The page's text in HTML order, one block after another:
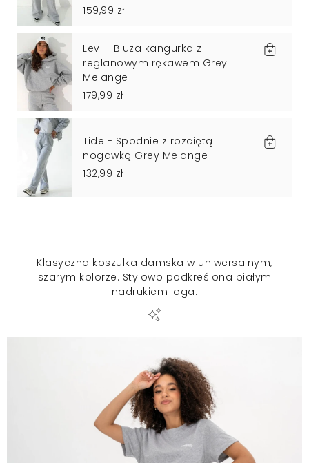
159,99 zł
Levi - Bluza kangurka z
reglanowym rękawem Grey
Melange
179,99 zł
Tide - Spodnie z rozciętą
nogawką Grey Melange
132,99 zł
Klasyczna koszulka damska w uniwersalnym,
szarym kolorze. Stylowo podkreślona białym
nadrukiem loga.